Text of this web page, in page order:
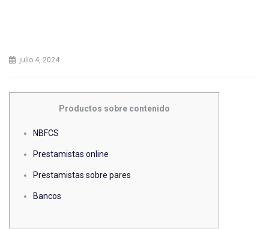
julio 4, 2024
Productos sobre contenido
NBFCS
Prestamistas online
Prestamistas sobre pares
Bancos